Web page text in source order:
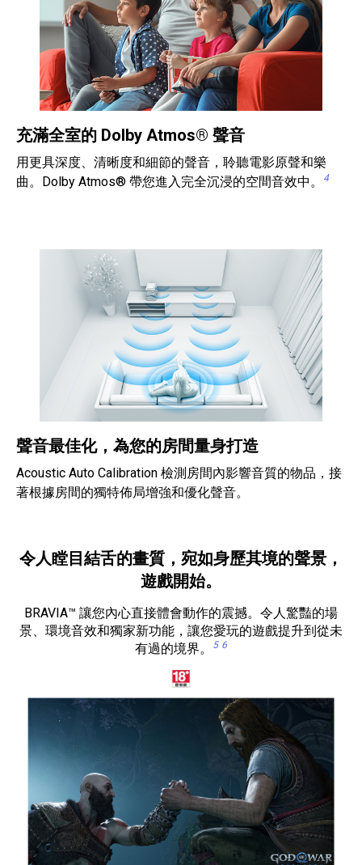
充滿全室的 Dolby Atmos® 聲音
用更具深度、清晰度和細節的聲音，聆聽電影原聲和樂
曲。Dolby Atmos® 帶您進入完全沉浸的空間音效中。
4
聲音最佳化，為您的房間量身打造
Acoustic Auto Calibration 檢測房間內影響音質的物品，接
著根據房間的獨特佈局增強和優化聲音。
令人瞠目結舌的畫質，宛如身歷其境的聲景，
遊戲開始。
BRAVIA™ 讓您內心直接體會動作的震撼。令人驚豔的場
景、環境音效和獨家新功能，讓您愛玩的遊戲提升到從未
有過的境界。
5 6